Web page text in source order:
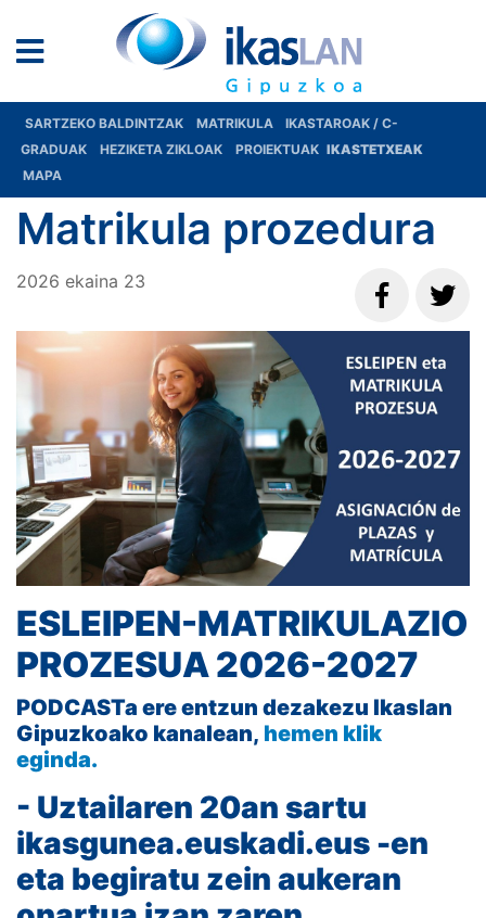
SARTZEKO BALDINTZAK MATRIKULA
IKASTAROAK / C-
GRADUAK
HEZIKETA ZIKLOAK PROIEKTUAK IKASTETXEAK
MAPA
Matrikula prozedura
2026 ekaina 23
ESLEIPEN-MATRIKULAZIO
PROZESUA 2026-2027
PODCASTa ere entzun dezakezu Ikaslan
Gipuzkoako kanalean, hemen klik
eginda.
- Uztailaren 20an sartu
ikasgunea.euskadi.eus -en
eta begiratu zein aukeran